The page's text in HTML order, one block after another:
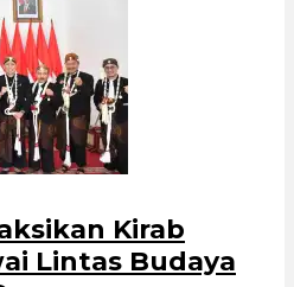
Kirab
Lintas Budaya